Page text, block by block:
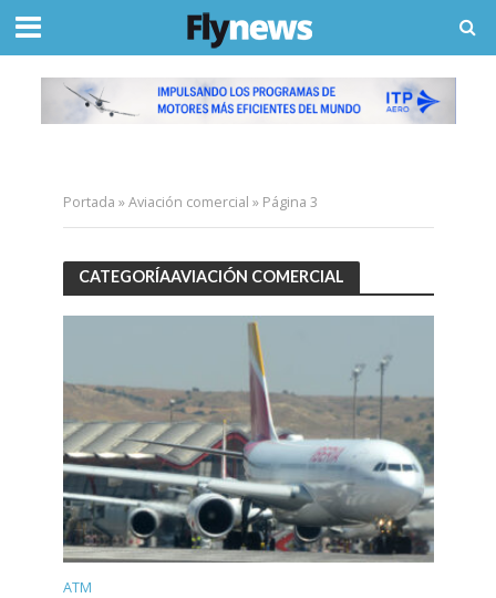
Portada »Aviación comercial » Página 3
CATEGORÍAAVIACIÓN COMERCIAL
ATM